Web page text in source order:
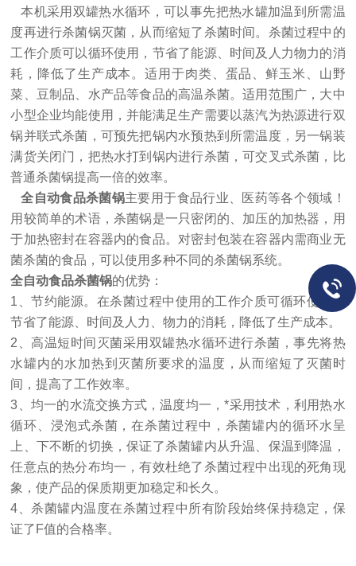
本机采用双罐热水循环，可以事先把热水罐加温到所需温
度再进行杀菌锅灭菌，从而缩短了杀菌时间。杀菌过程中的
工作介质可以循环使用，节省了能源、时间及人力物力的消
耗，降低了生产成本。适用于肉类、蛋品、鲜玉米、山野
菜、豆制品、水产品等食品的高温杀菌。适用范围广，大中
小型企业均能使用，并能满足生产需要以蒸汽为热源进行双
锅并联式杀菌，可预先把锅内水预热到所需温度，另一锅装
满货关闭门，把热水打到锅内进行杀菌，可交叉式杀菌，比
普通杀菌锅提高一倍的效率。
全自动食品杀菌锅主要用于食品行业、医药等各个领域！
用较简单的术语，杀菌锅是一只密闭的、加压的加热器，用
于加热密封在容器内的食品。对密封包装在容器内需商业无
菌杀菌的食品，可以使用多种不同的杀菌锅系统。
全自动食品杀菌锅的优势：
1、节约能源。在杀菌过程中使用的工作介质可循环使用，
节省了能源、时间及人力、物力的消耗，降低了生产成本。
2、高温短时间灭菌采用双罐热水循环进行杀菌，事先将热
水罐内的水加热到灭菌所要求的温度，从而缩短了灭菌时
间，提高了工作效率。
3、均一的水流交换方式，温度均一，*采用技术，利用热水
循环、浸泡式杀菌，在杀菌过程中，杀菌罐内的循环水呈
上、下不断的切换，保证了杀菌罐内从升温、保温到降温，
任意点的热分布均一，有效杜绝了杀菌过程中出现的死角现
象，使产品的保质期更加稳定和长久。
4、杀菌罐内温度在杀菌过程中所有阶段始终保持稳定，保
证了F值的合格率。